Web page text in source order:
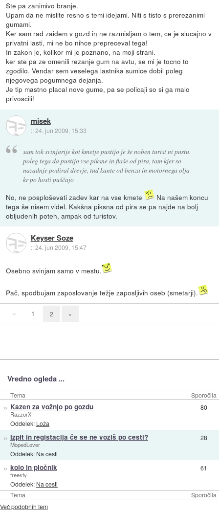
Ste pa zanimivo branje.
Upam da ne mislite resno s temi idejami. Niti s tisto s prerezanimi
gumami.
Ker sam rad zaidem v gozd in ne razmisljam o tem, ce je slucajno v
privatni lasti, mi ne bo nihce prepreceval tega!
In zakon je, kolikor mi je poznano, na moji strani.
ker ste pa ze omenili rezanje gum na avtu, se mi je tocno to
zgodilo. Vendar sem veselega lastnika sumice dobil poleg
njegovega pogumnega dejanja.
Je tip mastno placal nove gume, pa se policaji so si ga malo
privoscili!
misek
::24. jun 2009, 15:33
sam tok svinjarije kot kmetje pustijo je še noben turist ni pustu.
poleg tega da pustijo vse piksne in flaše od pira, tam kjer so
nazadnje podiral drevje, tud kante od benza in motornega olja
kr po hosti puščajo
No, ne posploševati zadev kar na vse kmete
Na našem koncu
tega še nisem videl. Kakšna piksna od pira se pa najde na bolj
obljudenih poteh, ampak od turistov.
Keyser Soze
::24. jun 2009, 15:47
Osebno svinjam samo v mestu.
Pač, spodbujam zaposlovanje težje zaposljivih oseb (smetarji).
« 1 2 »
Vredno ogleda ...
Tema Sporočila
Tema Sporočila
» Kazen za vožnjo po gozdu
RazzorX
Oddelek: Loža
80
» Izpit in registacija če se ne voziš po cesti?
MopedLover
Oddelek: Na cesti
28
» kolo in pločnik
freesty
Oddelek: Na cesti
61
Več podobnih tem